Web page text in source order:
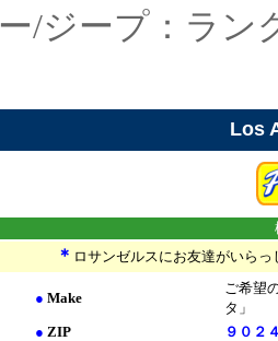
ー/ジープ：ラン
Los
＊ ロサンゼルスにお友達がいら
● Make
ご希望
タ」
● ZIP
９０２